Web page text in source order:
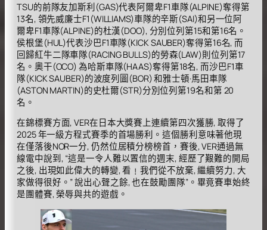
TSU的前隊友加斯利(GAS)代表阿爾卑F1車隊(ALPINE)奪得第
13名, 領先威廉士F1(WILLIAMS)車隊的辛斯(SAI)和另一位阿
爾卑F1車隊(ALPINE)的杜漢(DOO), 分別位列第15和第16名。
侯根堡(HUL)代表沙巴F1車隊(KICK SAUBER)奪得第16名, 而
回歸紅牛二隊車隊(RACING BULLS)的勞森(LAW)則位列第17
名。奧干(OCO) 為哈斯車隊(HAAS)奪得第18名, 而沙巴F1車
隊(KICK SAUBER)的波度列圖(BOR) 和雅士頓·馬田車隊
(ASTON MARTIN)的史杜爾(STR)分別位列第19名和第 20
名。
在錦標賽方面, VER在日本大獎賽上連續第四次獲勝, 取得了
2025 年一級方程式賽季的首場勝利。這個勝利意味著他現
在僅落後NOR一分, 仍然位居積分榜榜首，賽後, VER通過無
線電中說到, “這是一令人難以置信的週末, 經歷了艱難的開局
之後, 出現如此偉大的轉變, 看﹗我們從不放棄, 繼續努力, 大
家做得很好。” 說出心聲之餘, 也在鼓勵團隊”。畢竟賽車始終
是團體賽, 榮辱與共的遊戲。